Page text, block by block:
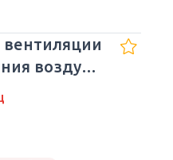
воздуха